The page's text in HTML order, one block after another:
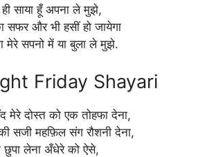
ही साया हूँ अपना ले मुझे,
सफर और भी हसीं हो जायेगा
सपनो में या बुला ले मुझे.
Friday Shayari
मेरे दोस्त को एक तोहफा देना,
सजी महफ़िल संग रौशनी देना,
छुपा लेना अँधेरे को ऐसे,